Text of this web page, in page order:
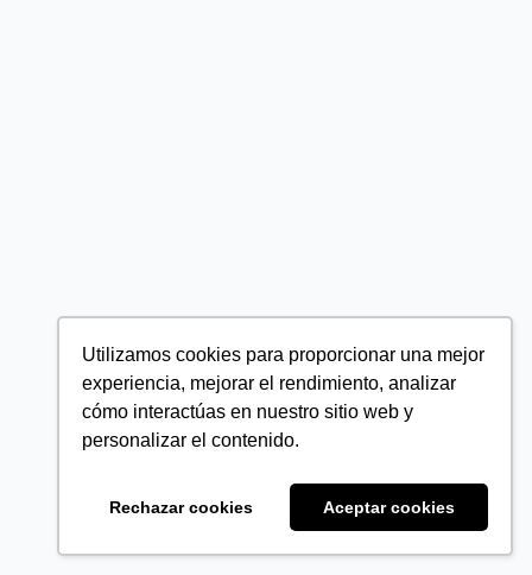
Utilizamos cookies para proporcionar una mejor
experiencia, mejorar el rendimiento, analizar
cómo interactúas en nuestro sitio web y
personalizar el contenido.
Rechazar cookies Aceptar cookies